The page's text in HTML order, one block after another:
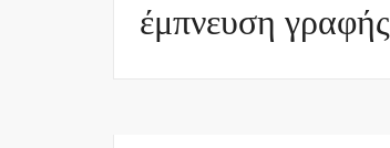
έμπνευση γραφής